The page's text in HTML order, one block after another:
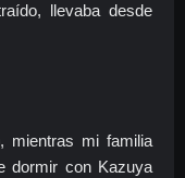
llevaba desde
mientras mi familia
dormir con Kazuya